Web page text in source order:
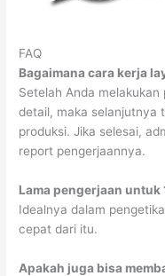
FAQ
Bagaimana cara kerja
Setelah Anda
detail, maka selanjutnya
produksi. Jika selesai,
report pengerjaannya.
Lama pengerjaan
Idealnya dalam
cepat dari itu.
Apakah juga bisa